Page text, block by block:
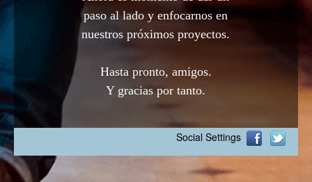
paso al lado y enfocarnos en
nuestros próximos proyectos.
Hasta pronto, amigos.
Y gracias por tanto.
Social Settings